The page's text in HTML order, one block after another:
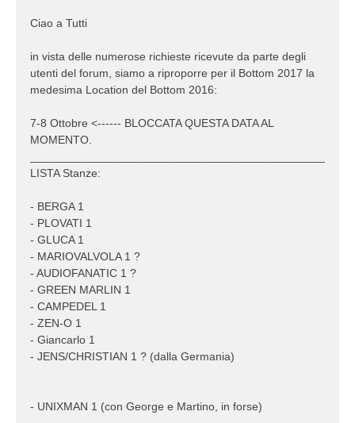
Ciao a Tutti
in vista delle numerose richieste ricevute da parte degli
utenti del forum, siamo a riproporre per il Bottom 2017 la
medesima Location del Bottom 2016:
7-8 Ottobre <------ BLOCCATA QUESTA DATA AL
MOMENTO.
LISTA Stanze:
- BERGA 1
- PLOVATI 1
- GLUCA 1
- MARIOVALVOLA 1 ?
- AUDIOFANATIC 1 ?
- GREEN MARLIN 1
- CAMPEDEL 1
- ZEN-O 1
- Giancarlo 1
- JENS/CHRISTIAN 1 ? (dalla Germania)
- UNIXMAN 1 (con George e Martino, in forse)